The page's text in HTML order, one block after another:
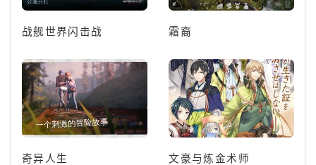
战舰世界闪击战 霜裔
奇异人生 文豪与炼金术师